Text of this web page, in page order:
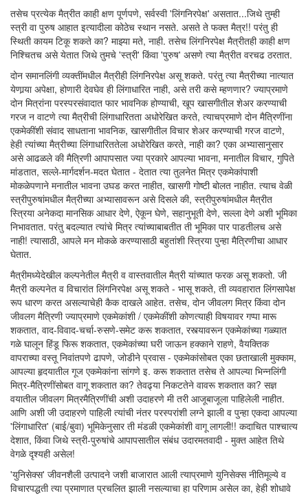
तसेच प्रत्येक मैत्रीत काही क्षण पूर्णपणे, सर्वस्वी 'लिंगनिरपेक्ष' असतात...जिथे तुम्ही
स्त्री वा पुरुष आहात इत्यादीला कोठेच स्थान नसते. असते ते फक्त मैत्र!! परंतु ही
स्थिती कायम टिकू शकते का? माझ्या मते, नाही. तसेच लिंगनिरपेक्ष मैत्रीतही काही क्षण
निश्चितच असे येतात जिथे तुमचे 'स्त्री' किंवा 'पुरुष' असणे त्या मैत्रीत वरचढ ठरतात.
दोन समानलिंगी व्यक्तींमधील मैत्रीही लिंगनिरपेक्ष असू शकते. परंतु त्या मैत्रीच्या नात्यात
येणार्‍या अपेक्षा, होणारी देवघेव ही लिंगाधारित नाही, असे तरी कसे म्हणणार? ज्याप्रमाणे
दोन मित्रांना परस्परसंवादात फार भावनिक होण्याची, खूप खासगीतील शेअर करण्याची
गरज न वाटणे त्या मैत्रीची लिंगाधारितता अधोरेखित करते, त्याचप्रमाणे दोन मैत्रिणींना
एकमेकींशी संवाद साधताना भावनिक, खासगीतील विचार शेअर करण्याची गरज वाटणे,
हेही त्यांच्या मैत्रीच्या लिंगाधारिततेला अधोरेखित करते, नाही का? एका अभ्यासानुसार
असे आढळले की मैत्रिणी आपापसात ज्या प्रकारे आपल्या भावना, मनातील विचार, गुपिते
मांडतात, सल्ले-मार्गदर्शन-मदत घेतात - देतात त्या तुलनेत मित्र एकमेकांपाशी
मोकळेपणाने मनातील भावना उघड करत नाहीत, खासगी गोष्टी बोलत नाहीत. त्याच वेळी
स्त्रीपुरुषांमधील मैत्रीच्या अभ्यासावरून असे दिसले की, स्त्रीपुरुषांमधील मैत्रीत
स्त्रिया अनेकदा मानसिक आधार देणे, ऐकून घेणे, सहानुभूती देणे, सल्ला देणे अशी भूमिका
निभावतात. परंतु बदल्यात त्यांचे मित्र त्यांच्याबाबतीत ती भूमिका पार पाडतीलच असे
नाही! त्यासाठी, आपले मन मोकळे करण्यासाठी बहुतांशी स्त्रिया पुन्हा मैत्रिणीचा आधार
घेतात.
मैत्रीमध्येदेखील कल्पनेतील मैत्री व वास्तवातील मैत्री यांच्यात फरक असू शकतो. जी
मैत्री कल्पनेत व विचारांत लिंगनिरपेक्ष असू शकते - भासू शकते, ती व्यवहारात लिंगसापेक्ष
रूप धारण करत असल्याचेही कैक दाखले आहेत. तसेच, दोन जीवलग मित्र किंवा दोन
जीवलग मैत्रिणी ज्याप्रमाणे एकमेकांशी / एकमेकींशी कोणत्याही विषयावर गप्पा मारू
शकतात, वाद-विवाद-चर्चा-रुसणे-समेट करू शकतात, रस्त्यावरून एकमेकांच्या गळ्यात
गळे घालून हिंडू फिरू शकतात, एकमेकांच्या घरी जाऊन हक्काने राहणे, वैयक्तिक
वापराच्या वस्तू निवांतपणे ढापणे, जोडीने प्रवास - एकमेकांसोबत एका छताखाली मुक्काम,
आपल्या हृदयातील गूज एकमेकांना सांगणे इ. करू शकतात तसेच ते आपल्या भिन्नलिंगी
मित्र-मैत्रिणींसोबत वागू शकतात का? तेवढ्या निकटतेने वावरू शकतात का? सज्ञ
वयातील जीवलग मित्रमैत्रिणींची अशी उदाहरणे मी तरी आजूबाजूला पाहिलेली नाहीत.
आणि अशी जी उदाहरणे पाहिली त्यांची नंतर परस्परांशी लग्ने झाली व पुन्हा एकदा आपल्या
'लिंगाधारित' (बाई/बुवा) भूमिकेनुसार ती मंडळी एकमेकांशी वागू लागली!! कदाचित पाश्चात्य
देशात, किंवा जिथे स्त्री-पुरुषांचे आपापसातील संबंध उदारमतवादी - मुक्त आहेत तिथे
वेगळे दृश्यही असेल!
'युनिसेक्स' जीवनशैली उत्पादने जशी बाजारात आली त्याप्रमाणे युनिसेक्स नीतिमूल्ये व
विचारपद्धती त्या प्रमाणात प्रचलित झाली नसल्याचा हा परिणाम असेल का, हेही शोधावे